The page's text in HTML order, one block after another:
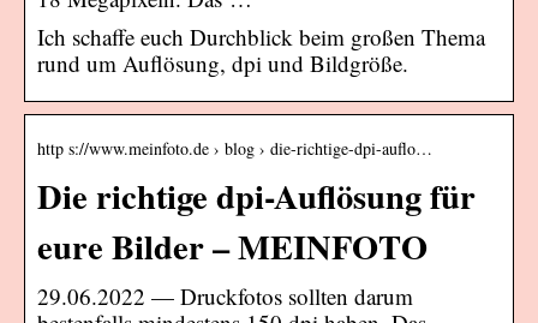
Ich schaffe euch Durchblick beim großen Thema
rund um Auflösung, dpi und Bildgröße.
http s://www.meinfoto.de › blog › die-richtige-dpi-auflo…
Die richtige dpi-Auflösung für
eure Bilder – MEINFOTO
29.06.2022 — Druckfotos sollten darum